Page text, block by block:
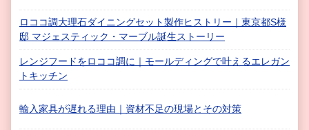
ロココ調大理石ダイニングセット製作ヒストリー｜東京都S様
邸 マジェスティック・マーブル誕生ストーリー
レンジフードをロココ調に｜モールディングで叶えるエレガン
トキッチン
輸入家具が遅れる理由｜資材不足の現場とその対策